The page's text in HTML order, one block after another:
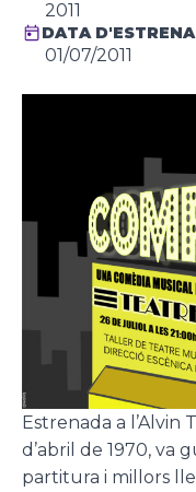
2011
DATA
01/07/2011
Estrenada a l’Alvin
d’abril de 1970, va
partitura i millors